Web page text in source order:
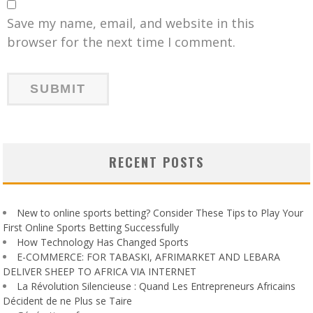
Save my name, email, and website in this
browser for the next time I comment.
RECENT POSTS
New to online sports betting? Consider These Tips to Play Your
First Online Sports Betting Successfully
How Technology Has Changed Sports
E-COMMERCE: FOR TABASKI, AFRIMARKET AND LEBARA
DELIVER SHEEP TO AFRICA VIA INTERNET
La Révolution Silencieuse : Quand Les Entrepreneurs Africains
Décident de ne Plus se Taire